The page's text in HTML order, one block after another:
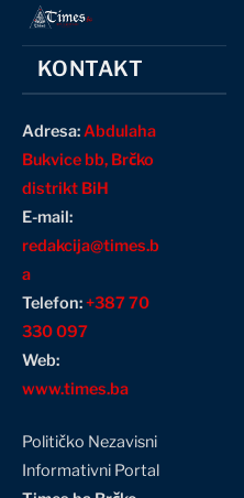
KONTAKT
Adresa:Abdulaha
Bukvice bb, Brčko
distrikt BiH
E-mail:
redakcija@times.b
a
Telefon:+387 70
330 097
Web:
www.times.ba
Političko Nezavisni
Informativni Portal